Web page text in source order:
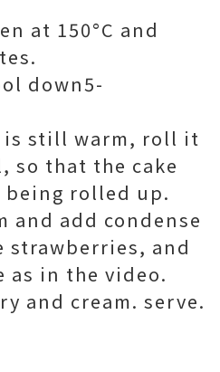
at 150°C and
down5-
is still warm, roll it
so that the cake
rolled up.
and add condense
strawberries, and
as in the video.
and cream. serve.